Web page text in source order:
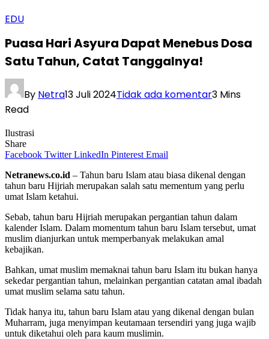
EDU
Puasa Hari Asyura Dapat Menebus Dosa
Satu Tahun, Catat Tanggalnya!
By Netra13 Juli 2024Tidak ada komentar3 Mins
Read
Ilustrasi
Share
Facebook Twitter LinkedIn Pinterest Email
Netranews.co.id – Tahun baru Islam atau biasa dikenal dengan
tahun baru Hijriah merupakan salah satu mementum yang perlu
umat Islam ketahui.
Sebab, tahun baru Hijriah merupakan pergantian tahun dalam
kalender Islam. Dalam momentum tahun baru Islam tersebut, umat
muslim dianjurkan untuk memperbanyak melakukan amal
kebajikan.
Bahkan, umat muslim memaknai tahun baru Islam itu bukan hanya
sekedar pergantian tahun, melainkan pergantian catatan amal ibadah
umat muslim selama satu tahun.
Tidak hanya itu, tahun baru Islam atau yang dikenal dengan bulan
Muharram, juga menyimpan keutamaan tersendiri yang juga wajib
untuk diketahui oleh para kaum muslimin.